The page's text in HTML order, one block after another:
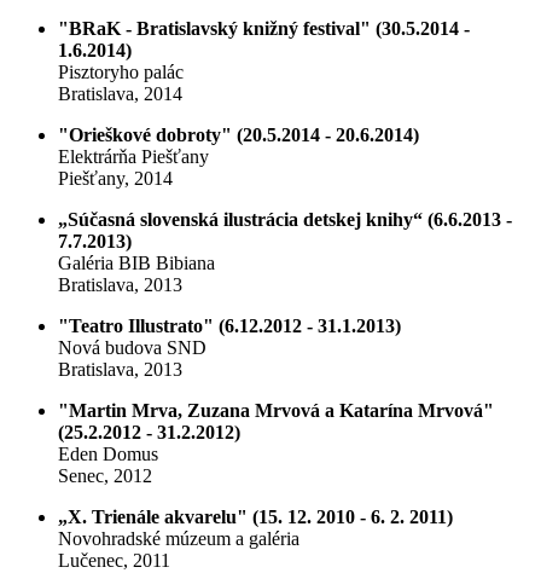
"BRaK - Bratislavský knižný festival" (30.5.2014 -
1.6.2014)
Pisztoryho palác
Bratislava, 2014
"Orieškové dobroty" (20.5.2014 - 20.6.2014)
Elektrárňa Piešťany
Piešťany, 2014
„Súčasná slovenská ilustrácia detskej knihy“ (6.6.2013 -
7.7.2013)
Galéria BIB Bibiana
Bratislava, 2013
"Teatro Illustrato" (6.12.2012 - 31.1.2013)
Nová budova SND
Bratislava, 2013
"Martin Mrva, Zuzana Mrvová a Katarína Mrvová"
(25.2.2012 - 31.2.2012)
Eden Domus
Senec, 2012
„X. Trienále akvarelu" (15. 12. 2010 - 6. 2. 2011)
Novohradské múzeum a galéria
Lučenec, 2011